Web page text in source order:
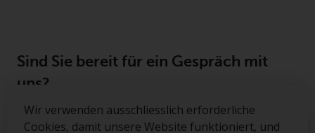
Sind Sie bereit für ein Gespräch mit
uns?
Kontakt
Wir verwenden ausschliesslich erforderliche
Cookies, damit unsere Website funktioniert, und